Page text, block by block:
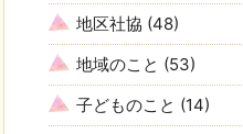
地区社協 (48)
地域のこと (53)
子どものこと (14)